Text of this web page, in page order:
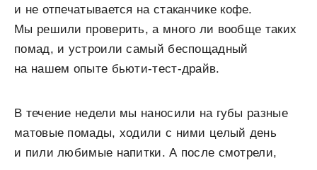
и не отпечатывается на стаканчике кофе.
Мы решили проверить, а много ли вообще таких
помад, и устроили самый беспощадный
на нашем опыте бьюти-тест-драйв.
В течение недели мы наносили на губы разные
матовые помады, ходили с ними целый день
и пили любимые напитки. А после смотрели,